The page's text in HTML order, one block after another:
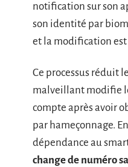
notification sur son
son identité par
et la modification est
Ce processus réduit
malveillant modifie
compte après avoir
par hameçonnage.
dépendance au
change de numéro